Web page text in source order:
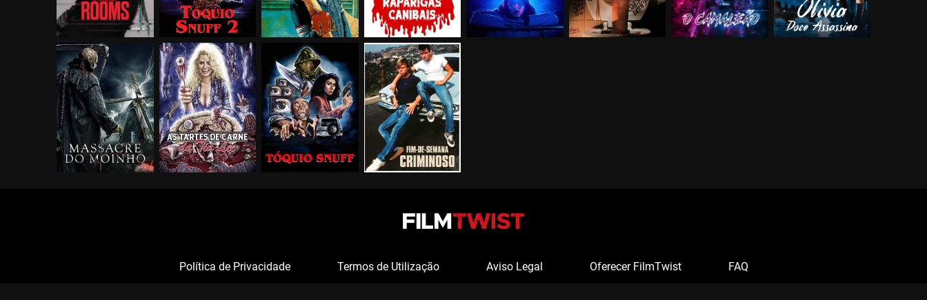
Política de Privacidade Termos de Utilização Aviso Legal Oferecer FilmTwist FAQ